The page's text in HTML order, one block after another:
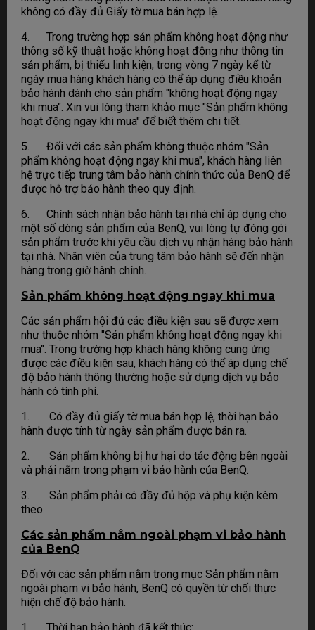
không có đầy đủ Giấy tờ mua bán hợp lệ.
4. Trong trường hợp sản phẩm không hoạt động như
thông số kỹ thuật hoặc không hoạt động như thông tin
sản phẩm, bị thiếu linh kiện; trong vòng 7 ngày kể từ
ngày mua hàng khách hàng có thể áp dụng điều khoản
bảo hành dành cho sản phẩm "không hoạt động ngay
khi mua". Xin vui lòng tham khảo mục "Sản phẩm không
hoạt động ngay khi mua" để biết thêm chi tiết.
5. Đối với các sản phẩm không thuộc nhóm "Sản
phẩm không hoạt động ngay khi mua", khách hàng liên
hệ trực tiếp trung tâm bảo hành chính thức của BenQ để
được hỗ trợ bảo hành theo quy định.
6. Chính sách nhận bảo hành tại nhà chỉ áp dụng cho
một số dòng sản phẩm của BenQ, vui lòng tự đóng gói
sản phẩm trước khi yêu cầu dịch vụ nhận hàng bảo hành
tại nhà. Nhân viên của trung tâm bảo hành sẽ đến nhận
hàng trong giờ hành chính.
Sản phẩm không hoạt động ngay khi mua
Các sản phẩm hội đủ các điều kiện sau sẽ được xem
như thuộc nhóm "Sản phẩm không hoạt động ngay khi
mua". Trong trường hợp khách hàng không cung ứng
được các điều kiện sau, khách hàng có thể áp dụng chế
độ bảo hành thông thường hoặc sử dụng dịch vụ bảo
hành có tính phí.
1. Có đầy đủ giấy tờ mua bán hợp lệ, thời hạn bảo
hành được tính từ ngày sản phẩm được bán ra.
2. Sản phẩm không bị hư hại do tác động bên ngoài
và phải nằm trong phạm vi bảo hành của BenQ.
3. Sản phẩm phải có đầy đủ hộp và phụ kiện kèm
theo.
Các sản phẩm nằm ngoài phạm vi bảo hành
của BenQ
Đối với các sản phẩm nằm trong mục Sản phẩm nằm
ngoài phạm vi bảo hành, BenQ có quyền từ chối thực
hiện chế độ bảo hành.
1. Thời hạn bảo hành đã kết thúc: